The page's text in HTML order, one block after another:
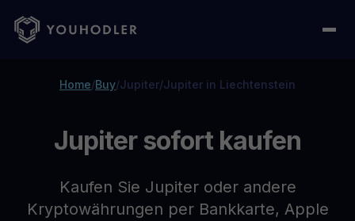
Home/Buy/Jupiter/Jupiter in Liechtenstein
Jupiter sofort kaufen
Kaufen Sie Jupiter oder andere
Kryptowährungen per Bankkarte, Apple